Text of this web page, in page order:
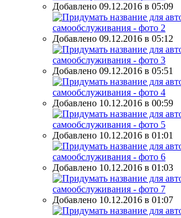
Добавлено 09.12.2016 в 05:09
Добавлено 09.12.2016 в 05:12
Добавлено 09.12.2016 в 05:51
Добавлено 10.12.2016 в 00:59
Добавлено 10.12.2016 в 01:01
Добавлено 10.12.2016 в 01:03
Добавлено 10.12.2016 в 01:07